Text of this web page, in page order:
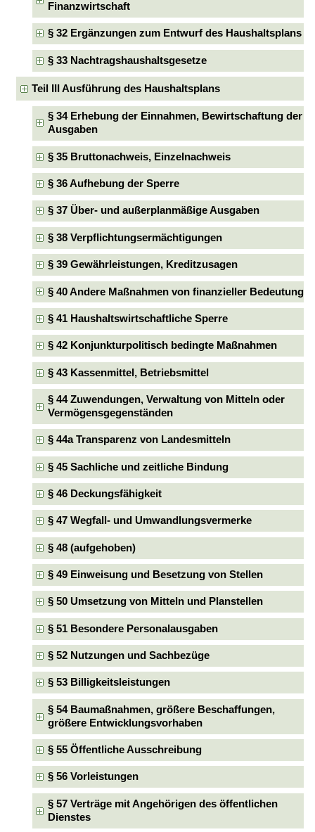
Finanzwirtschaft
§ 32 Ergänzungen zum Entwurf des Haushaltsplans
§ 33 Nachtragshaushaltsgesetze
Teil III Ausführung des Haushaltsplans
§ 34 Erhebung der Einnahmen, Bewirtschaftung der
Ausgaben
§ 35 Bruttonachweis, Einzelnachweis
§ 36 Aufhebung der Sperre
§ 37 Über- und außerplanmäßige Ausgaben
§ 38 Verpflichtungsermächtigungen
§ 39 Gewährleistungen, Kreditzusagen
§ 40 Andere Maßnahmen von finanzieller Bedeutung
§ 41 Haushaltswirtschaftliche Sperre
§ 42 Konjunkturpolitisch bedingte Maßnahmen
§ 43 Kassenmittel, Betriebsmittel
§ 44 Zuwendungen, Verwaltung von Mitteln oder
Vermögensgegenständen
§ 44a Transparenz von Landesmitteln
§ 45 Sachliche und zeitliche Bindung
§ 46 Deckungsfähigkeit
§ 47 Wegfall- und Umwandlungsvermerke
§ 48 (aufgehoben)
§ 49 Einweisung und Besetzung von Stellen
§ 50 Umsetzung von Mitteln und Planstellen
§ 51 Besondere Personalausgaben
§ 52 Nutzungen und Sachbezüge
§ 53 Billigkeitsleistungen
§ 54 Baumaßnahmen, größere Beschaffungen,
größere Entwicklungsvorhaben
§ 55 Öffentliche Ausschreibung
§ 56 Vorleistungen
§ 57 Verträge mit Angehörigen des öffentlichen
Dienstes